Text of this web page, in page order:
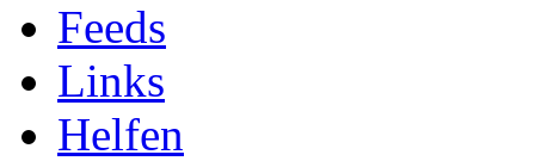
Feeds
Links
Helfen